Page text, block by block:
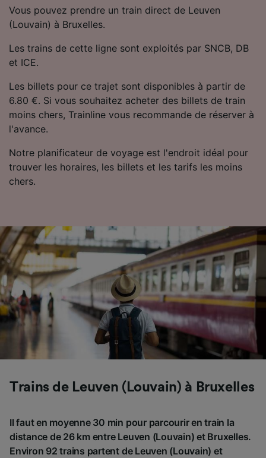
Vous pouvez prendre un train direct de Leuven
(Louvain) à Bruxelles.
Les trains de cette ligne sont exploités par SNCB, DB
et ICE.
Les billets pour ce trajet sont disponibles à partir de
6.80 €. Si vous souhaitez acheter des billets de train
moins chers, Trainline vous recommande de réserver à
l'avance.
Notre planificateur de voyage est l'endroit idéal pour
trouver les horaires, les billets et les tarifs les moins
chers.
Trains de Leuven (Louvain) à Bruxelles
Il faut en moyenne 30 min pour parcourir en train la
distance de 26 km entre Leuven (Louvain) et Bruxelles.
Environ 92 trains partent de Leuven (Louvain) et